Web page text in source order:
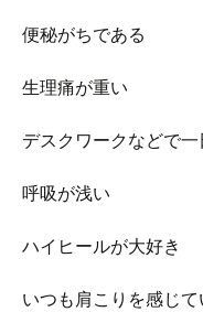
便秘がちである
生理痛が重い
デスクワークなどで
呼吸が浅い
ハイヒールが大好き
いつも肩こりを感じて